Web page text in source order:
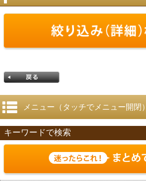
戻る
メニュー（タッチでメニュー開閉）
キーワードで検索